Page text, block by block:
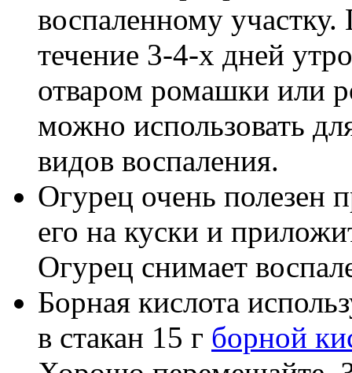
воспаленному
течение 3-4-х дней
отваром ромашки или
можно использовать
видов воспаления.
Огурец очень полезен
его на куски и
Огурец снимает
Борная кислота
в стакан 15 г борной